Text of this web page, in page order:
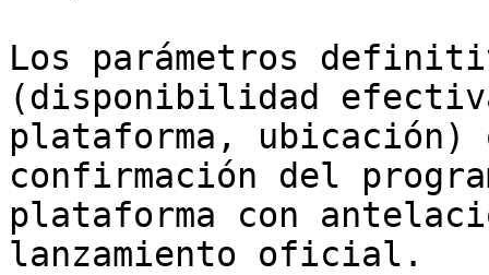
Los parámetros
(disponibilidad
plataforma, ubicación)
confirmación del
plataforma con
lanzamiento oficial.